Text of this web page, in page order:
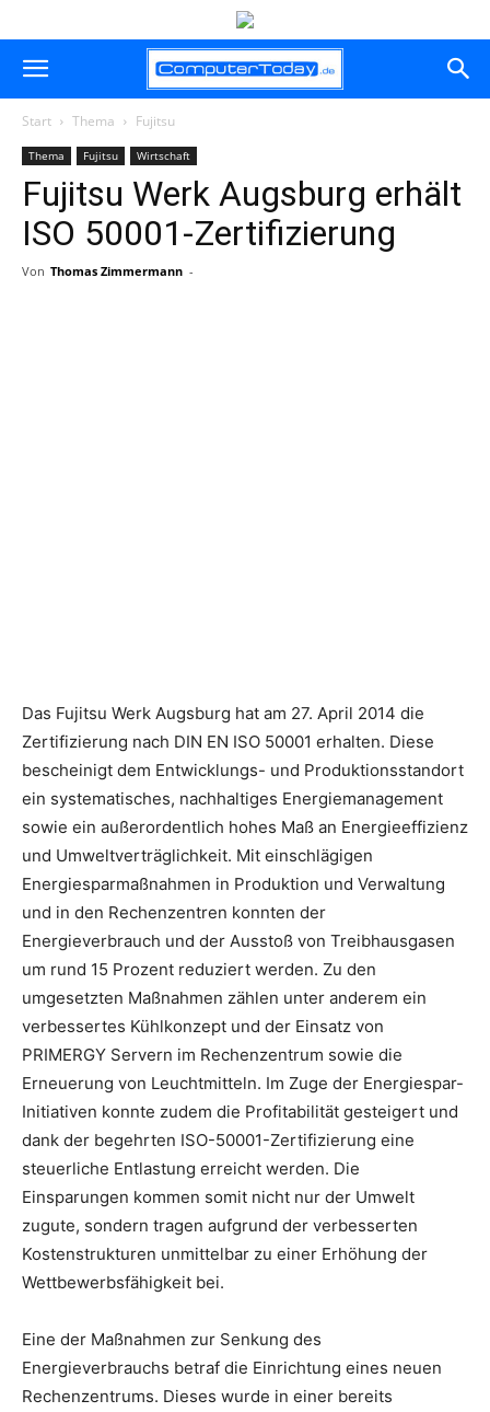
Start Thema Fujitsu
Thema Fujitsu Wirtschaft
Fujitsu Werk Augsburg erhält
ISO 50001-Zertifizierung
Von Thomas Zimmermann -
Das Fujitsu Werk Augsburg hat am 27. April 2014 die
Zertifizierung nach DIN EN ISO 50001 erhalten. Diese
bescheinigt dem Entwicklungs- und Produktionsstandort
ein systematisches, nachhaltiges Energiemanagement
sowie ein außerordentlich hohes Maß an Energieeffizienz
und Umweltverträglichkeit. Mit einschlägigen
Energiesparmaßnahmen in Produktion und Verwaltung
und in den Rechenzentren konnten der
Energieverbrauch und der Ausstoß von Treibhausgasen
um rund 15 Prozent reduziert werden. Zu den
umgesetzten Maßnahmen zählen unter anderem ein
verbessertes Kühlkonzept und der Einsatz von
PRIMERGY Servern im Rechenzentrum sowie die
Erneuerung von Leuchtmitteln. Im Zuge der Energiespar-
Initiativen konnte zudem die Profitabilität gesteigert und
dank der begehrten ISO-50001-Zertifizierung eine
steuerliche Entlastung erreicht werden. Die
Einsparungen kommen somit nicht nur der Umwelt
zugute, sondern tragen aufgrund der verbesserten
Kostenstrukturen unmittelbar zu einer Erhöhung der
Wettbewerbsfähigkeit bei.
Eine der Maßnahmen zur Senkung des
Energieverbrauchs betraf die Einrichtung eines neuen
Rechenzentrums. Dieses wurde in einer bereits